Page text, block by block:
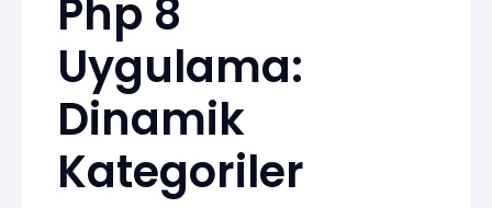
Php 8
Uygulama:
Dinamik
Kategoriler